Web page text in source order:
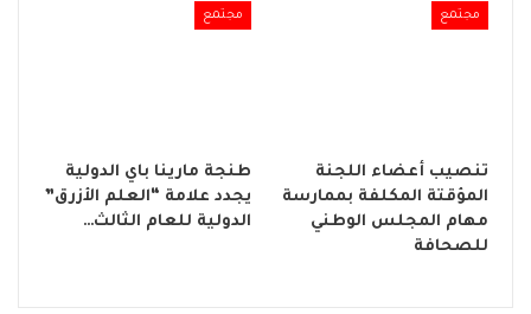
مجتمع
تنصيب أعضاء اللجنة
المؤقتة المكلفة بممارسة
مهام المجلس الوطني
للصحافة
مجتمع
طنجة مارينا باي الدولية
يجدد علامة “العلم الأزرق”
الدولية للعام الثالث…